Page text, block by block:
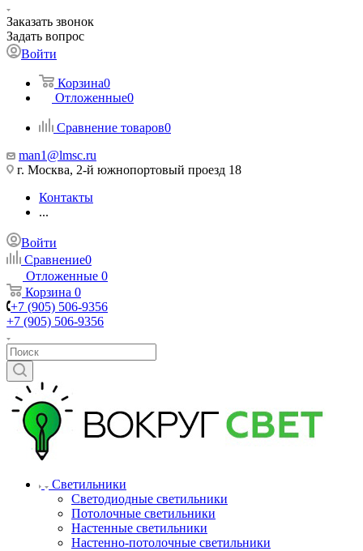
Заказать звонок
Задать вопрос
Войти
Корзина0
Отложенные0
Сравнение товаров0
man1@lmsc.ru
г. Москва, 2-й южнопортовый проезд 18
Контакты
...
Войти
Сравнение0
Отложенные 0
Корзина 0
+7 (905) 506-9356
+7 (905) 506-9356
Светильники
Светодиодные светильники
Потолочные светильники
Настенные светильники
Настенно-потолочные светильники